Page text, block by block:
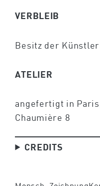
VERBLEIB
Besitz der
ATELIER
angefertigt in
Chaumière 8
CREDITS